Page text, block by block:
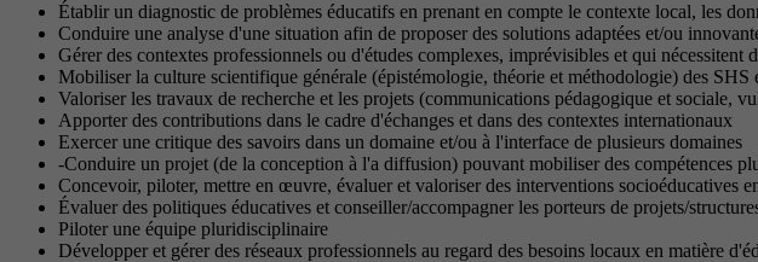
Établir un diagnostic de problèmes éducatifs en prenant en compte le contexte local, les
Conduire une analyse d'une situation afin de proposer des solutions adaptées et/ou
Gérer des contextes professionnels ou d'études complexes, imprévisibles et qui nécessitent
Mobiliser la culture scientifique générale (épistémologie, théorie et méthodologie) des
Valoriser les travaux de recherche et les projets (communications pédagogique et sociale,
Apporter des contributions dans le cadre d'échanges et dans des contextes internationaux
Exercer une critique des savoirs dans un domaine et/ou à l'interface de plusieurs domaines
-Conduire un projet (de la conception à l'a diffusion) pouvant mobiliser des compétences
Concevoir, piloter, mettre en œuvre, évaluer et valoriser des interventions socioéducatives
Évaluer des politiques éducatives et conseiller/accompagner les porteurs de projets/
Piloter une équipe pluridisciplinaire
Développer et gérer des réseaux professionnels au regard des besoins locaux en matière